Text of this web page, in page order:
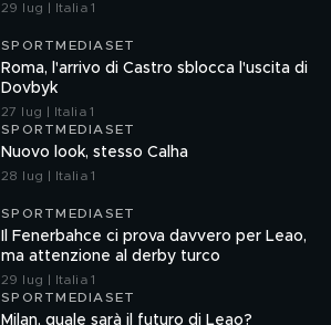
29 lug | Italia 1
SPORTMEDIASET
Roma, l'arrivo di Castro sblocca l'uscita di
Dovbyk
27 lug | Italia 1
SPORTMEDIASET
Nuovo look, stesso Calha
28 lug | Italia 1
SPORTMEDIASET
Il Fenerbahce ci prova davvero per Leao,
ma attenzione al derby turco
29 lug | Italia 1
SPORTMEDIASET
Milan, quale sarà il futuro di Leao?